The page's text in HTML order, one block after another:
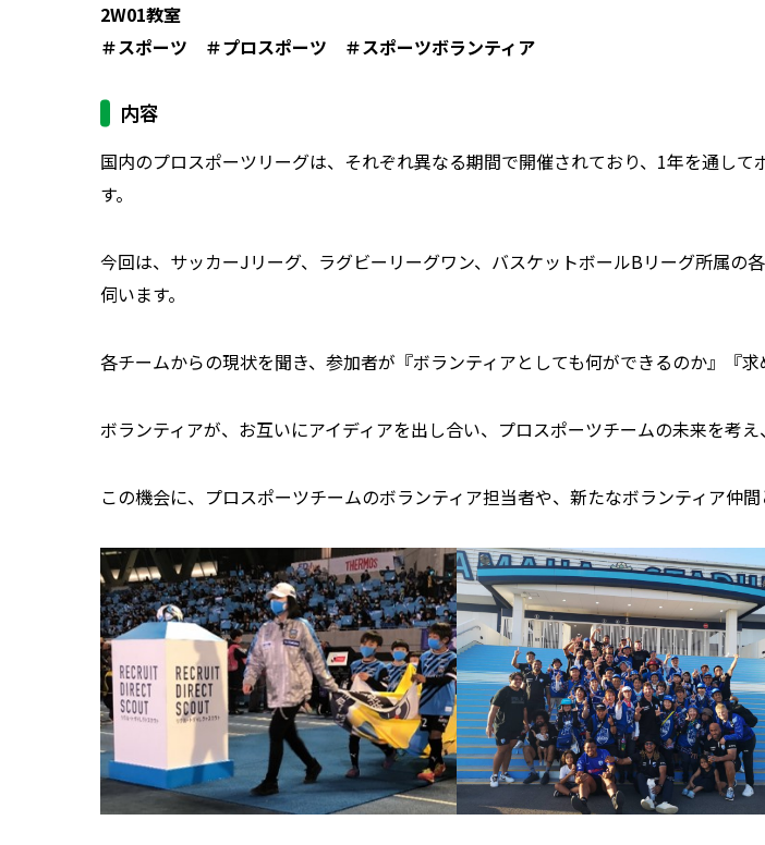
2W01教室
＃スポーツ ＃プロスポーツ ＃スポーツボランティア
内容
国内のプロスポーツリーグは、それぞれ異なる期間で開催されており、1年を通し
す。
今回は、サッカーJリーグ、ラグビーリーグワン、バスケットボールBリーグ所属の
伺います。
各チームからの現状を聞き、参加者が『ボランティアとしても何ができるのか』『
ボランティアが、お互いにアイディアを出し合い、プロスポーツチームの未来を考
この機会に、プロスポーツチームのボランティア担当者や、新たなボランティア仲